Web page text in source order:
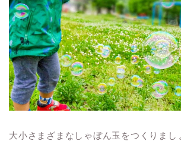
大小さまざまなしゃぼん玉をつくりまし